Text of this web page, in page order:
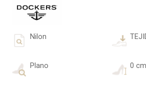
Nilon
Plano 0